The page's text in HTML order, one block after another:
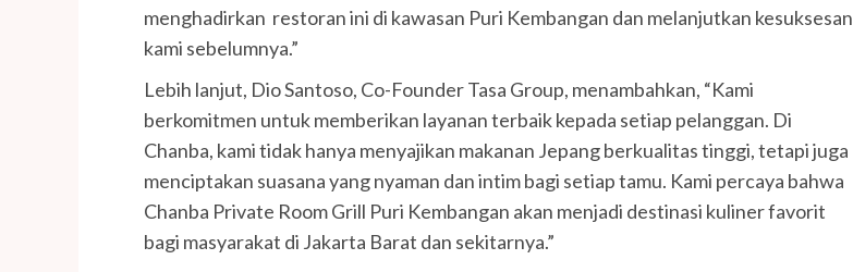
menghadirkan restoran ini di kawasan Puri Kembangan dan melanjutkan kesuksesan
kami sebelumnya.”
Lebih lanjut, Dio Santoso, Co-Founder Tasa Group, menambahkan, “Kami
berkomitmen untuk memberikan layanan terbaik kepada setiap pelanggan. Di
Chanba, kami tidak hanya menyajikan makanan Jepang berkualitas tinggi, tetapi juga
menciptakan suasana yang nyaman dan intim bagi setiap tamu. Kami percaya bahwa
Chanba Private Room Grill Puri Kembangan akan menjadi destinasi kuliner favorit
bagi masyarakat di Jakarta Barat dan sekitarnya.”